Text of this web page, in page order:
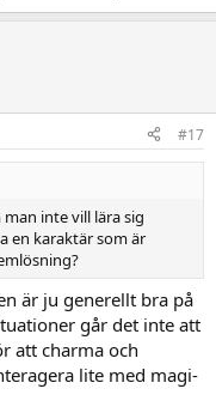
#17
inte vill lära sig
en karaktär som är
är ju generellt bra på
går det inte att
att charma och
lite med magi-